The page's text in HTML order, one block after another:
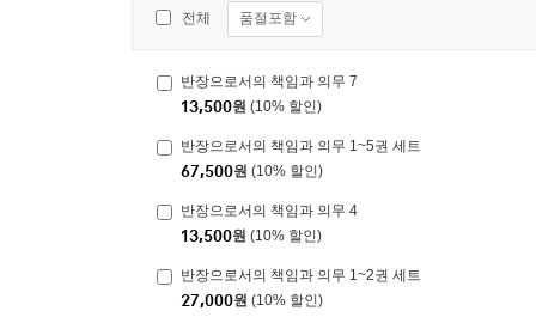
전체 품절포함
반장으로서의 책임과 의무 7
13,500원 (10% 할인)
반장으로서의 책임과 의무 1~5권 세트
67,500원 (10% 할인)
반장으로서의 책임과 의무 4
13,500원 (10% 할인)
반장으로서의 책임과 의무 1~2권 세트
27,000원 (10% 할인)